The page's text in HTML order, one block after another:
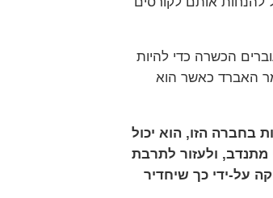
הכשרה כדי להיות
מר האברד כאשר הוא
בחברה הזו, הוא יכול
מתנדב, ולעזור לתרבת
על-ידי כך שיחדיר